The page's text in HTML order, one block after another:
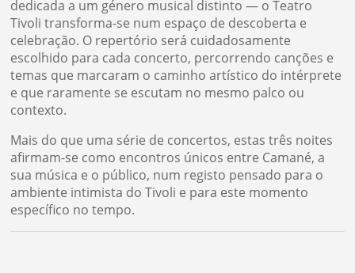
dedicada a um género musical distinto — o Teatro
Tivoli transforma-se num espaço de descoberta e
celebração. O repertório será cuidadosamente
escolhido para cada concerto, percorrendo canções e
temas que marcaram o caminho artístico do intérprete
e que raramente se escutam no mesmo palco ou
contexto.
Mais do que uma série de concertos, estas três noites
afirmam-se como encontros únicos entre Camané, a
sua música e o público, num registo pensado para o
ambiente intimista do Tivoli e para este momento
específico no tempo.